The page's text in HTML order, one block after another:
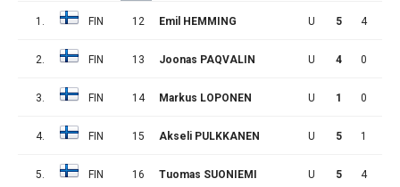
1. FIN 12 Emil HEMMING U 5 4
2. FIN 13 Joonas PAQVALIN U 4 0
3. FIN 14 Markus LOPONEN U 1 0
4. FIN 15 Akseli PULKKANEN U 5 1
5. FIN 16 Tuomas SUONIEMI U 5 4